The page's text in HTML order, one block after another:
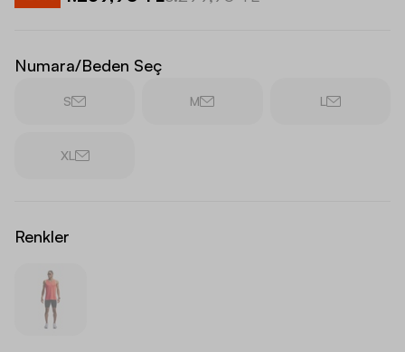
Numara/Beden Seç
S M L
XL
Renkler